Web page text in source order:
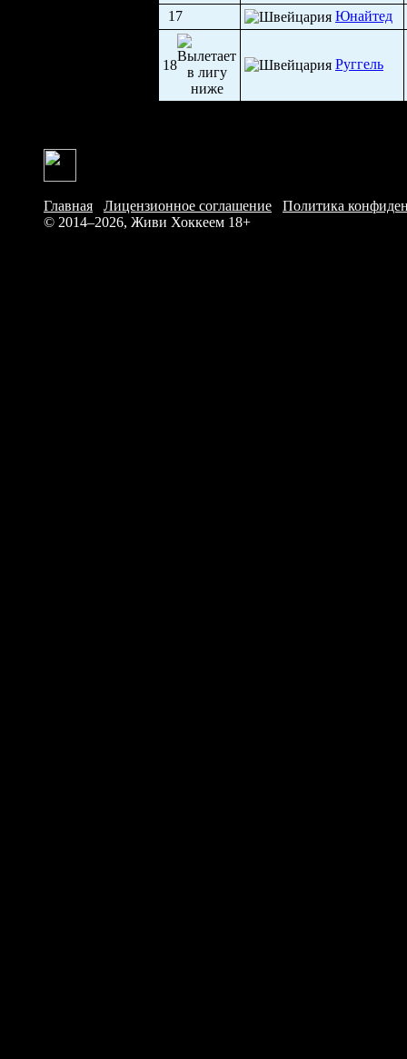
17 Юнайтед
18 Руггель
Главная Лицензионное соглашение
Политика
© 2014–2026, Живи Хоккеем 18+